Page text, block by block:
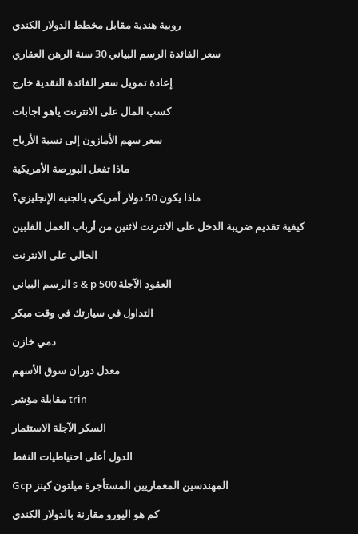
روبية هندية مقابل مخطط الدولار الكندي
سعر الفائدة الرسم البياني 30 سنة الرهن العقاري
إعادة تمويل سعر الفائدة النقدية خارج
كسب المال على الانترنت ياهو اجابات
سعر سهم الأمازون إلى نسبة الأرباح
ماذا تفعل البورصة الأمريكية
ماذا يكون 50 دولار أمريكي بالجنيه الإنجليزي؟
كيفية تقديم ضريبة الدخل على الانترنت لاثنين من أرباب العمل الفلبين
الحالي على الانترنت
الرسم البياني s & p 500 العقود الآجلة
التداول في سيارتك في وقت مبكر
دمي خازن
معدل دوران سوق الأسهم
مقابلة مؤشر trin
السكر الآجلة الاستثمار
الدول أعلى احتياطيات النفط
Gcp المهندسين المعماريين المستأجرة ميلتون كينز
كم هو اليورو مقارنة بالدولار الكندي